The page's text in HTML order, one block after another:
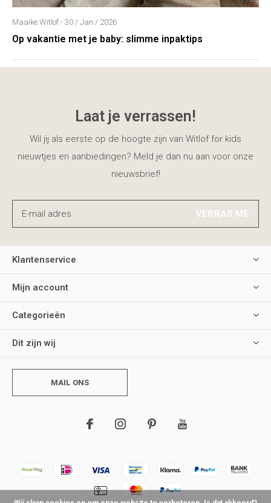
Maaike Witlof - 30 / Jan / 2026
Op vakantie met je baby: slimme inpaktips
Laat je verrassen!
Wil jij als eerste op de hoogte zijn van Witlof for kids
nieuwtjes en aanbiedingen? Meld je dan nu aan voor onze
nieuwsbrief!
VERRAS ME
Klantenservice
Mijn account
Categorieën
Dit zijn wij
MAIL ONS